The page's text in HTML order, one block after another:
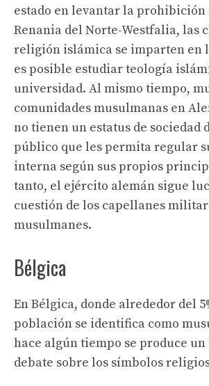
estado en levantar la prohibición
Renania del Norte-Westfalia, las
religión islámica se imparten en
es posible estudiar teología
universidad. Al mismo tiempo,
comunidades musulmanas en
no tienen un estatus de sociedad
público que les permita regular
interna según sus propios
tanto, el ejército alemán sigue
cuestión de los capellanes
musulmanes.
Bélgica
En Bélgica, donde alrededor del
población se identifica como
hace algún tiempo se produce un
debate sobre los símbolos